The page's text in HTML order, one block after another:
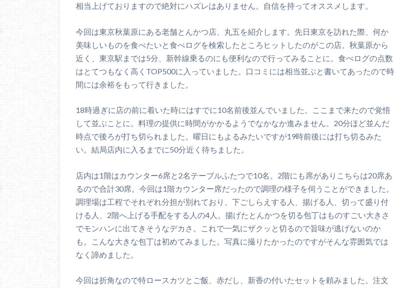
相当上げておりますので絶対にハズレはありません。自信を持ってオススメします。
今回は東京秋葉原にある老舗とんかつ店、丸五を紹介します。先日東京を訪れた際、何か
美味しいものを食べたいと食べログを検索したところヒットしたのがこの店。秋葉原から
近く、東京駅までは5分、新幹線乗るのにも便利なので行ってみることに。食べログの点数
はとてつもなく高くTOP500に入っていました。口コミには相当並ぶと書いてあったので時
間には余裕をもって行きました。
18時過ぎに店の前に着いた時にはすでに10名前後並んでいました。ここまで来たので覚悟
して並ぶことに。料理の提供に時間がかかるようでなかなか進みません。20分ほど並んだ
時点で後ろが打ち切られました。曜日にもよるみたいですが19時前後には打ち切るみた
い。結局店内に入るまでに50分近く待ちました。
店内は1階はカウンター6席と2名テーブルふたつで10名。2階にも席がありこちらは20席あ
るので合計30席。今回は1階カウンター席だったので調理の様子を伺うことができました。
調理場は工程でそれぞれ分担が別れており、下ごしらえする人、揚げる人、切って盛り付
ける人、2階へ上げる手配をする人の4人。揚げたとんかつを切る包丁はものすごい大きさ
でモンハンに出てきそうなデカさ。これで一気にザクッと切るので旨味が逃げないのか
も。こんな大きな包丁は初めてみました。写真に撮りたかったのですがそんな雰囲気では
なく諦めました。
今回は折角なので特ロースカツとご飯、赤だし、新香の付いたセットを頼みました。注文